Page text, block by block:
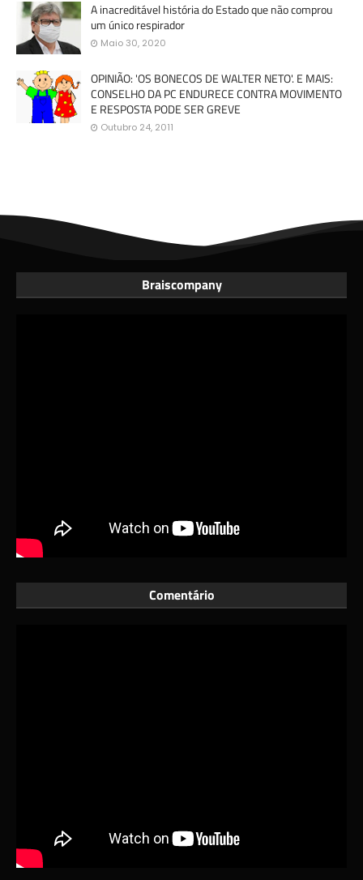
A inacreditável história do Estado que não comprou
um único respirador
Maio 30, 2020
OPINIÃO: 'OS BONECOS DE WALTER NETO'. E MAIS:
CONSELHO DA PC ENDURECE CONTRA MOVIMENTO
E RESPOSTA PODE SER GREVE
Outubro 24, 2011
Braiscompany
Comentário